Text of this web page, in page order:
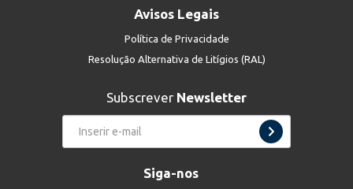
Avisos Legais
Política de Privacidade
Resolução Alternativa de Litígios (RAL)
Subscrever Newsletter
Siga-nos